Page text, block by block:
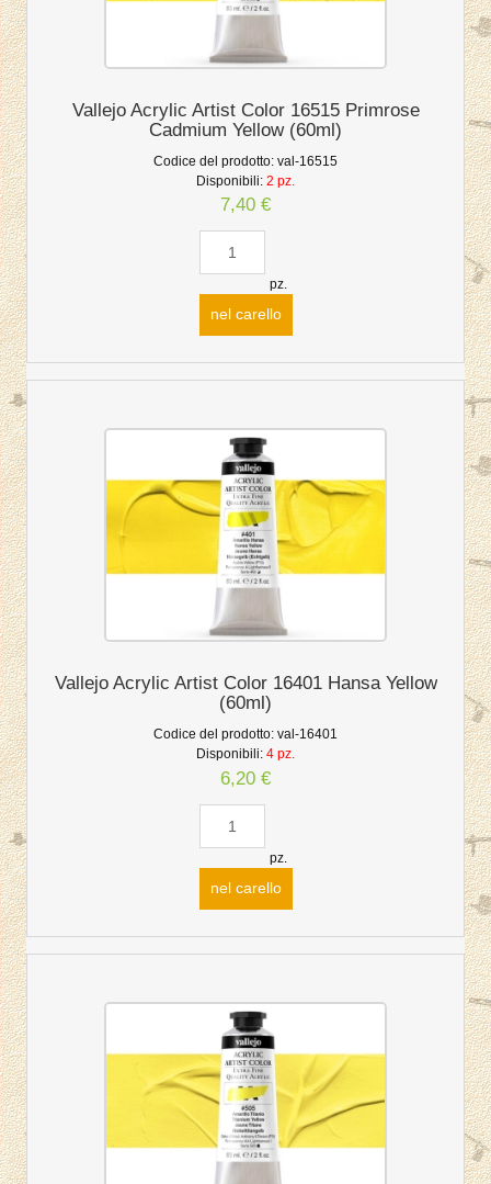
Vallejo Acrylic Artist Color 16515 Primrose
Cadmium Yellow (60ml)
Codice del prodotto: val-16515
Disponibili: 2 pz.
7,40 €
pz.
nel carello
Vallejo Acrylic Artist Color 16401 Hansa Yellow
(60ml)
Codice del prodotto: val-16401
Disponibili: 4 pz.
6,20 €
pz.
nel carello